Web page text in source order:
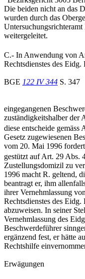
Die beiden nicht an das
wurden durch das
weitergeleitet.
C.- In Anwendung von
Rechtsdienstes des
BGE 122 IV 344 S. 347
eingegangenen
zuständigkeitshalber der
diese entscheide gemäss
Gesetz zugewiesenen
vom 20. Mai 1996
gestützt auf Art. 29 Abs.
Zustellungsdomizil zu
1996 macht R. geltend,
beantragt er, ihm
ihrer Vernehmlassung
Rechtsdienstes des Eidg.
abzuweisen. In seiner
Vernehmlassung des
Beschwerdeführer
ergänzend fest, er hätte
Rechtshilfe
Erwägungen